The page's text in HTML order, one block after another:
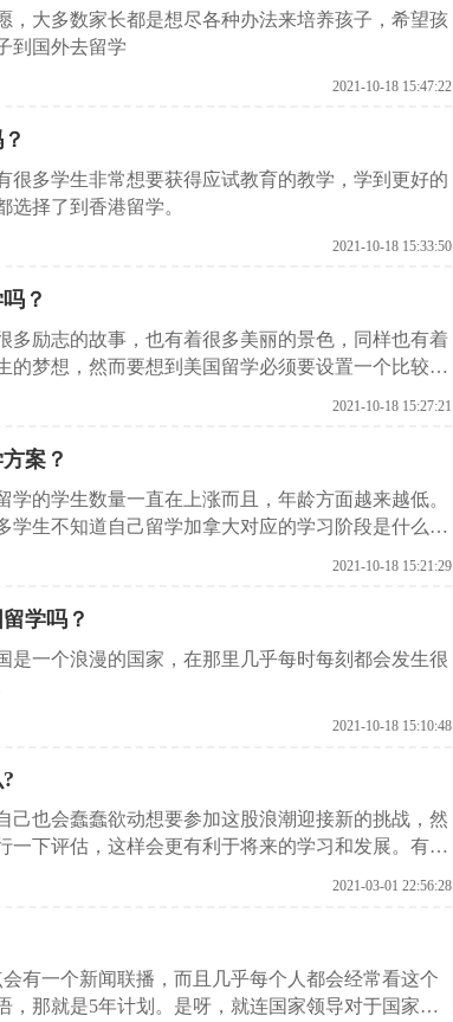
大多数家长都是想尽各种办法来培养孩子，希望孩
到国外去留学
2021-10-18 15:47:22
多学生非常想要获得应试教育的教学，学到更好的
择了到香港留学。
2021-10-18 15:33:50
？
励志的故事，也有着很多美丽的景色，同样也有着
梦想，然而要想到美国留学必须要设置一个比较好
2021-10-18 15:27:21
案？
的学生数量一直在上涨而且，年龄方面越来越低。
生不知道自己留学加拿大对应的学习阶段是什么，
2021-10-18 15:21:29
学吗？
一个浪漫的国家，在那里几乎每时每刻都会发生很
2021-10-18 15:10:48
也会蠢蠢欲动想要参加这股浪潮迎接新的挑战，然
下评估，这样会更有利于将来的学习和发展。有很
哪些?下面启德留学机构就给各位做一下介绍。
2021-03-01 22:56:28
有一个新闻联播，而且几乎每个人都会经常看这个
那就是5年计划。是呀，就连国家领导对于国家的